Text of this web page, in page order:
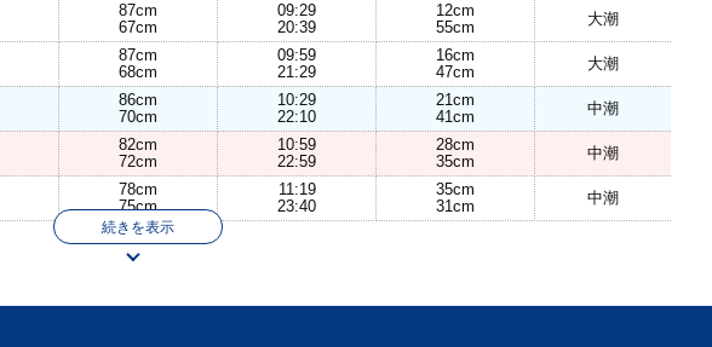
87cm
67cm
09:29
20:39
12cm
55cm
大潮
87cm
68cm
09:59
21:29
16cm
47cm
大潮
86cm
70cm
10:29
22:10
21cm
41cm
中潮
82cm
72cm
10:59
22:59
28cm
35cm
中潮
78cm
75cm
11:19
23:40
35cm
31cm
中潮
続きを表示